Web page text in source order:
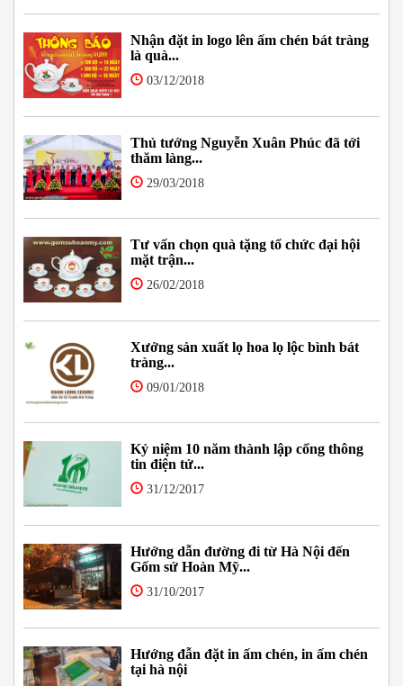
Nhận đặt in logo lên ấm chén bát tràng
là quà...
03/12/2018
Thủ tướng Nguyễn Xuân Phúc đã tới
thăm làng...
29/03/2018
Tư vấn chọn quà tặng tổ chức đại hội
mặt trận...
26/02/2018
Xưởng sản xuất lọ hoa lọ lộc bình bát
tràng...
09/01/2018
Kỷ niệm 10 năm thành lập cổng thông
tin điện tử...
31/12/2017
Hướng dẫn đường đi từ Hà Nội đến
Gốm sứ Hoàn Mỹ...
31/10/2017
Hướng đẫn đặt in ấm chén, in ấm chén
tại hà nội